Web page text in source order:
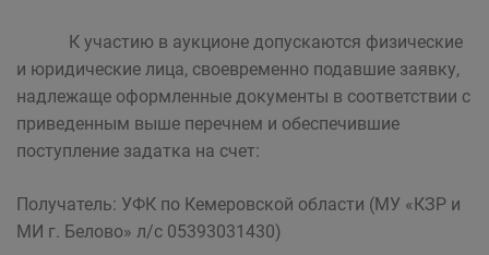
К участию в аукционе допускаются физические
и юридические лица, своевременно подавшие заявку,
надлежаще оформленные документы в соответствии с
приведенным выше перечнем и обеспечившие
поступление задатка на счет:
Получатель: УФК по Кемеровской области (МУ «КЗР и
МИ г. Белово» л/с 05393031430)